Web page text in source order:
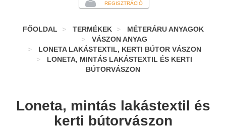
REGISZTRÁCIÓ
FŐOLDAL TERMÉKEK
MÉTERÁRU ANYAGOK
VÁSZON ANYAG
LONETA LAKÁSTEXTIL, KERTI BÚTOR VÁSZON
LONETA, MINTÁS LAKÁSTEXTIL ÉS KERTI
BÚTORVÁSZON
Loneta, mintás lakástextil és
kerti bútorvászon